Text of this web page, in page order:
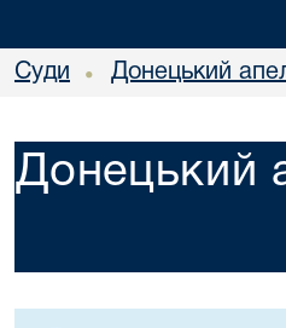
Суди • Донецький
Донецький